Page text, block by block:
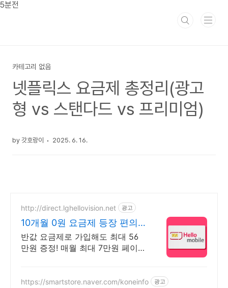
본문 바로가기
5분전
카테고리 없음
넷플릭스 요금제 총정리(광고
형 vs 스탠다드 vs 프리미엄)
by 갓호랑이 2025. 6. 16.
http://direct.lghellovision.net 광고
10개월 0원 요금제 등장 편의
점 유심, 이심 즉시개통
반값 요금제로 가입해도 최대 56
만원 증정! 매월 최대 7만원 페이백
https://smartstore.naver.com/koneinfo 광고